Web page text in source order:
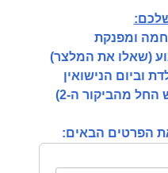
ומפנקת
(שאלו את המלצר)
וביום הנישואין
החל מהביקור ה-2)
הפרטים הבאים: